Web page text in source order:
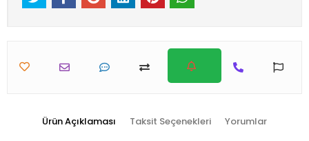
Ürün Açıklaması Taksit Seçenekleri Yorumlar